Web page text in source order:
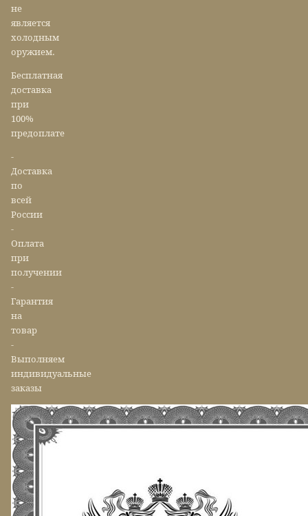
не
является
холодным
оружием.
Бесплатная
доставка
при
100%
предоплате
-
Доставка
по
всей
России
-
Оплата
при
получении
-
Гарантия
на
товар
-
Выполняем
индивидуальные
заказы